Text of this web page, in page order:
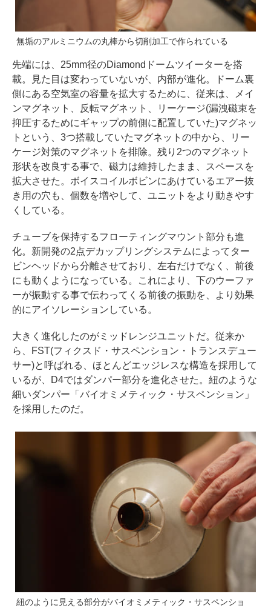
無垢のアルミニウムの丸棒から切削加工で作られている
先端には、25mm径のDiamondドームツイーターを搭
載。見た目は変わっていないが、内部が進化。ドーム裏
側にある空気室の容量を拡大するために、従来は、メイ
ンマグネット、反転マグネット、リーケージ(漏洩磁束を
抑圧するためにギャップの前側に配置していた)マグネッ
トという、3つ搭載していたマグネットの中から、リー
ケージ対策のマグネットを排除。残り2つのマグネット
形状を改良する事で、磁力は維持したまま、スペースを
拡大させた。ボイスコイルボビンにあけているエアー抜
き用の穴も、個数を増やして、ユニットをより動きやす
くしている。
チューブを保持するフローティングマウント部分も進
化。新開発の2点デカップリングシステムによってター
ビンヘッドから分離させており、左右だけでなく、前後
にも動くようになっている。これにより、下のウーファ
ーが振動する事で伝わってくる前後の振動を、より効果
的にアイソレーションしている。
大きく進化したのがミッドレンジユニットだ。従来か
ら、FST(フィクスド・サスペンション・トランスデュー
サー)と呼ばれる、ほとんどエッジレスな構造を採用して
いるが、D4ではダンパー部分を進化させた。紐のような
細いダンパー「バイオミメティック・サスペンション」
を採用したのだ。
紐のように見える部分がバイオミメティック・サスペンショ